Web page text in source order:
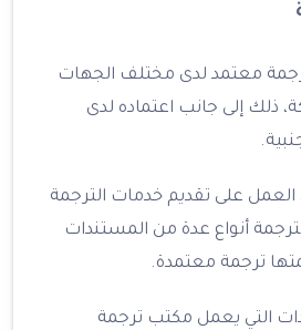
معتمد لدى مختلف الجهات
ذلك إلى جانب اعتماده لدى
على تقديم خدمات الترجمة
أنواع عدة من المستندات
ترجمة معتمدة.
التي يعمل مكتب ترجمة